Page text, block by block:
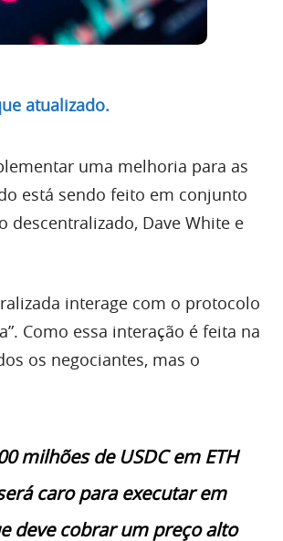
atualizado.
uma melhoria para as
está sendo feito em conjunto
Dave White e
interage com o protocolo
Como essa interação é feita na
os negociantes, mas o
milhões de USDC em ETH
caro para executar em
deve cobrar um preço alto